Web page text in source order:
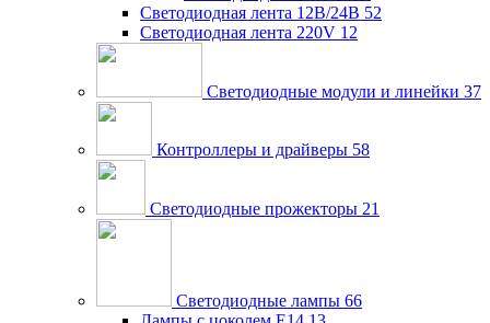
Светодиодная лента 12В/24В 52
Светодиодная лента 220V 12
Светодиодные модули и линейки 37
Контроллеры и драйверы 58
Светодиодные прожекторы 21
Светодиодные лампы 66